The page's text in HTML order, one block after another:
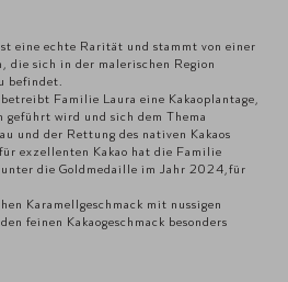
eine echte Rarität und stammt von einer
die sich in der malerischen Region
befindet.
Familie Laura eine Kakaoplantage,
wird und sich dem Thema
und der Rettung des nativen Kakaos
exzellenten Kakao hat die Familie
die Goldmedaille im Jahr 2024,für
Karamellgeschmack mit nussigen
feinen Kakaogeschmack besonders